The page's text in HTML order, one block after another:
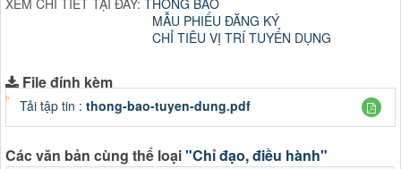
MẪU PHIẾU ĐĂNG KÝ
CHỈ TIÊU VỊ TRÍ TUYỂN DỤNG
File đính kèm
Tải tập tin : thong-bao-tuyen-dung.pdf
Các văn bản cùng thể loại"Chỉ đạo, điều hành"